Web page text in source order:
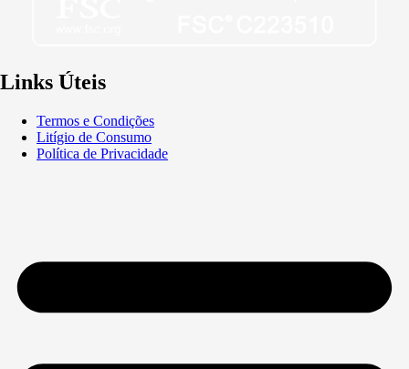
Links Úteis
Termos e Condições
Litígio de Consumo
Política de Privacidade